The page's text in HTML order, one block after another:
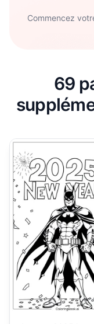
Commencez
69